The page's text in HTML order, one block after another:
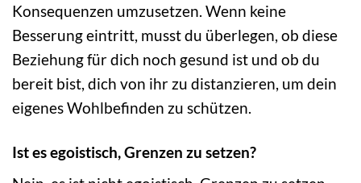
Konsequenzen umzusetzen. Wenn keine
Besserung eintritt, musst du überlegen, ob diese
Beziehung für dich noch gesund ist und ob du
bereit bist, dich von ihr zu distanzieren, um dein
eigenes Wohlbefinden zu schützen.
Ist es egoistisch, Grenzen zu setzen?